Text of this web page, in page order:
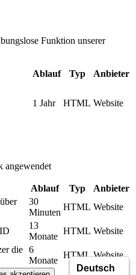
Funktion unserer
Ablauf Typ Anbieter
1 Jahr HTML Website
angewendet
Ablauf Typ
Anbieter
30
Minuten
HTML Website
13
Monate
HTML Website
die 6
Monate
HTML Website